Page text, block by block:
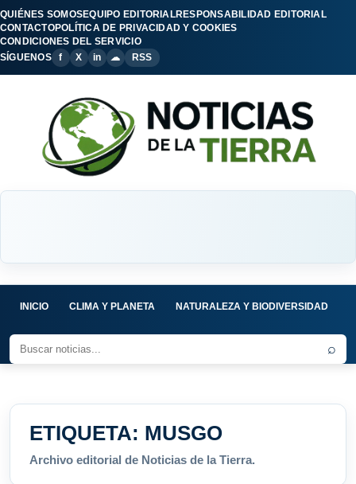
QUIÉNES SOMOSEQUIPO EDITORIALRESPONSABILIDAD EDITORIAL
CONTACTOPOLÍTICA DE PRIVACIDAD Y COOKIES
CONDICIONES DEL SERVICIO
SÍGUENOS
f X in ☁ RSS
INICIO CLIMA Y PLANETA NATURALEZA Y BIODIVERSIDAD
⌕
ETIQUETA: MUSGO
Archivo editorial de Noticias de la Tierra.